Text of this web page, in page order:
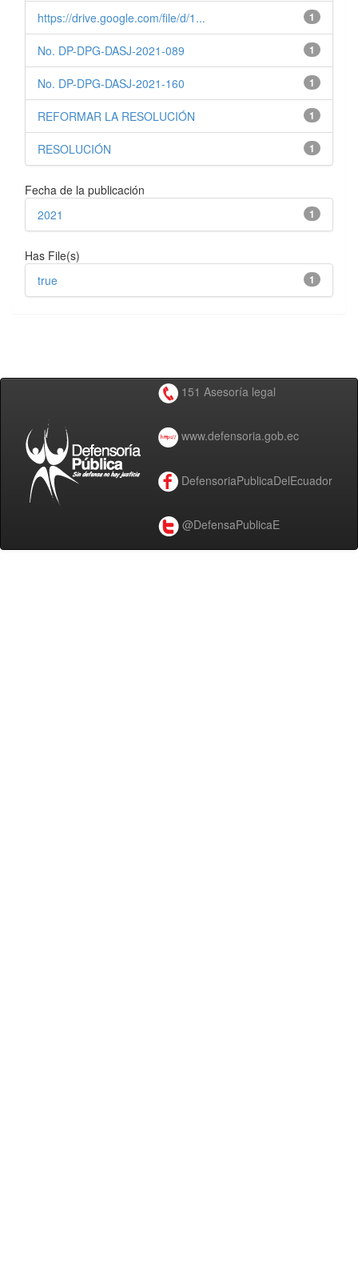
1
https://drive.google.com/file/d/1...
1
No. DP-DPG-DASJ-2021-089
1
No. DP-DPG-DASJ-2021-160
1
REFORMAR LA RESOLUCIÓN
1
RESOLUCIÓN
Fecha de la publicación
1
2021
Has File(s)
1
true
151 Asesoría legal
www.defensoria.gob.ec
DefensoriaPublicaDelEcuador
@DefensaPublicaE